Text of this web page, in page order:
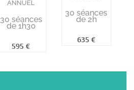
ANNUEL
30 séances
de 1h30
30 séances
de 2h